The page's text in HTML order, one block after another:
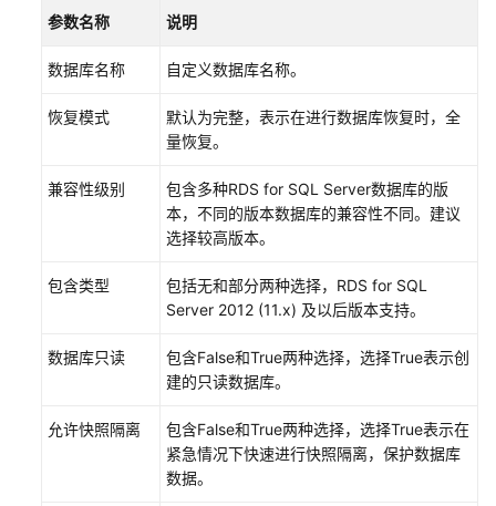
for
SQL
账
号
理
据
参数名称 说明
数据库名称 自定义数据库名称。
恢复模式
默认为完整，表示在进行数据库恢复时，全
量恢复。
兼容性级别
包含多种RDS for SQL Server数据库的版
本，不同的版本数据库的兼容性不同。建议
选择较高版本。
包含类型
包括无和部分两种选择，RDS for SQL
Server 2012 (11.x) 及以后版本支持。
数据库只读
包含False和True两种选择，选择True表示创
建的只读数据库。
允许快照隔离
包含False和True两种选择，选择True表示在
紧急情况下快速进行快照隔离，保护数据库
数据。